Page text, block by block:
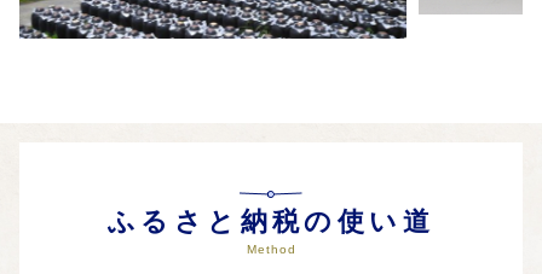
ふるさと納税の使い道
Method